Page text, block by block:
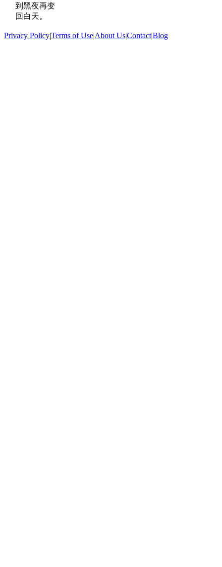
到黑夜再变
回白天。
Privacy Policy|Terms of Use|About Us|Contact|Blog